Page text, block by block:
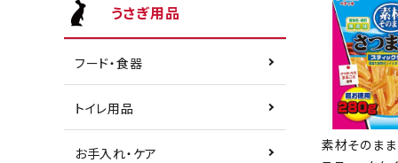
うさぎ用品
フード・食器
トイレ用品
お手入れ・ケア
素材そのま